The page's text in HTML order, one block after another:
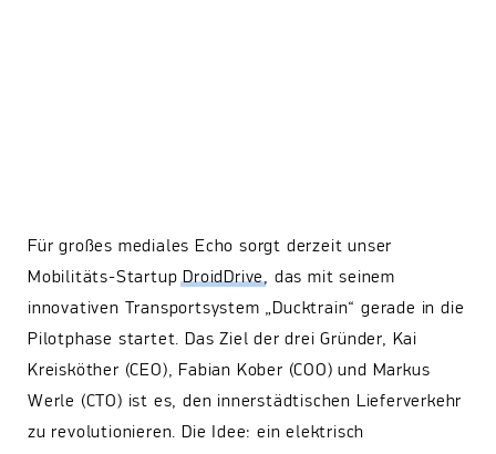
Für großes mediales Echo sorgt derzeit unser
Mobilitäts-StartupDroidDrive, das mit seinem
innovativen Transportsystem „Ducktrain“ gerade in die
Pilotphase startet. Das Ziel der drei Gründer, Kai
Kreisköther (CEO), Fabian Kober (COO) und Markus
Werle (CTO) ist es, den innerstädtischen Lieferverkehr
zu revolutionieren. Die Idee: ein elektrisch